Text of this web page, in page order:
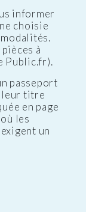
informer
choisie
à
Public.fr).
passeport
leur titre
en page
les
un